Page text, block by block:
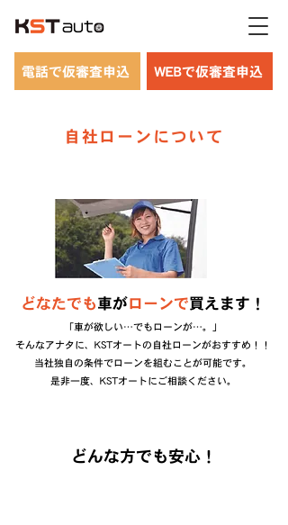
WEBで仮審査申込
電話で仮審査申込
自社ローンについて
どなたでも車がローンで買えます！
「車が欲しい…でもローンが…。」
そんなアナタに、KSTオートの自社ローンがおすすめ！！
当社独自の条件でローンを組むことが可能です。
是非一度、KSTオートにご相談ください。
どんな方でも安心！